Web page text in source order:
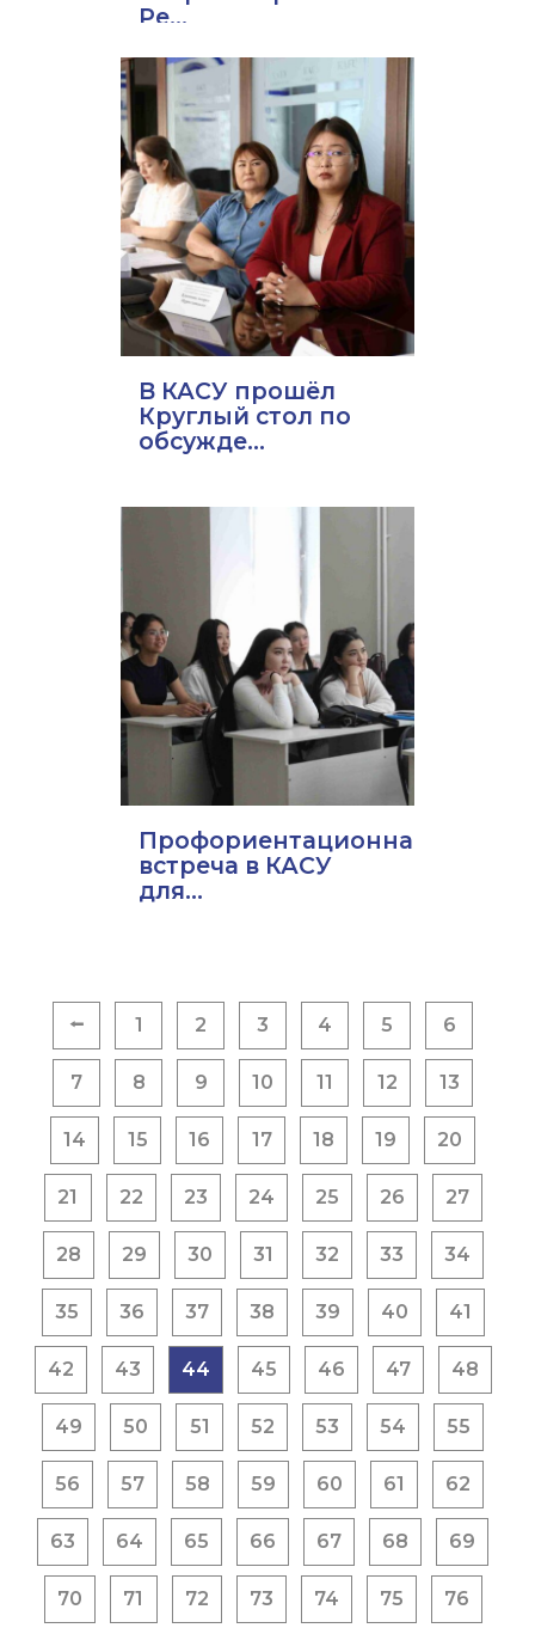
Ре...
В КАСУ прошёл
Круглый стол по
обсужде...
Профориентационная
встреча в КАСУ
для...
Пагинация
записей
⭠ 1 2 3 4 5 6
7 8 9 10 11 12 13
14 15 16 17 18 19 20
21 22 23 24 25 26 27
28 29 30 31 32 33 34
35 36 37 38 39 40 41
42 43 44 45 46 47 48
49 50 51 52 53 54 55
56 57 58 59 60 61 62
63 64 65 66 67 68 69
70 71 72 73 74 75 76